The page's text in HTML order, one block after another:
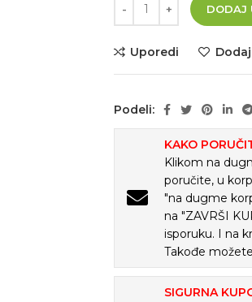
DODAJ
Uporedi
Podeli:
KAKO
Klikom na
poručite, u
"na dugme
na "ZAVRŠI
isporuku. I na
Takođe
SIGURNA